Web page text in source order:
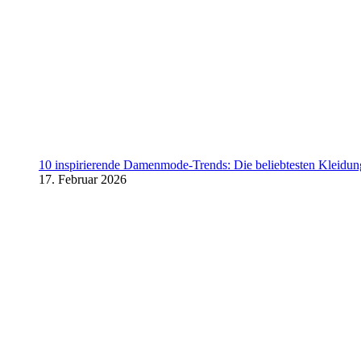
10 inspirierende Damenmode-Trends: Die beliebtesten
17. Februar 2026